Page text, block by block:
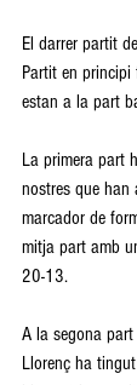
El darrer partit
Partit en
estan a la part
La primera part
nostres que han
marcador de
mitja part amb
20-13.
A la segona
Llorenç ha